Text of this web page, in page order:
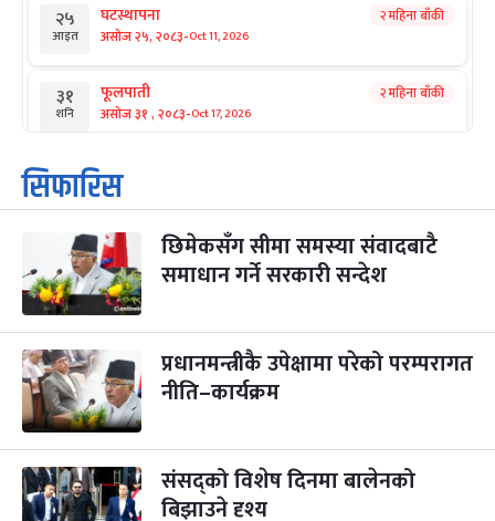
२५
आइत
घटस्थापना
असोज २५, २०८३-Oct 11, 2026
२ महिना बाँकी
३१
शनि
फूलपाती
असोज ३१ , २०८३-Oct 17, 2026
२ महिना बाँकी
१
आइत
कार्तिक सङ्क्रान्ति
कार्तिक १, २०८३
३
मंगल
महानवमी
कार्तिक ३, २०८३-Oct 20, 2026
२ महिना बाँकी
४
बुध कार्तिक ४, २०८३ Oct 21, 2026
५
बिहि
पापा‌ङ्कुशा एकादशी व्रत
कार्तिक ५, २०८३
२२
आइत
कुकुर तिहार
कार्तिक २२, २०८३-Nov 8, 2026
३ महिना बाँकी
सिफारिस
छिमेकसँग सीमा समस्या संवादबाटै
समाधान गर्ने सरकारी सन्देश
प्रधानमन्त्रीकै उपेक्षामा परेको परम्परागत
नीति–कार्यक्रम
संसद्को विशेष दिनमा बालेनको
बिझाउने दृश्य